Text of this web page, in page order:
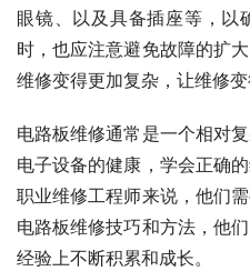
眼镜、以及具备插座等，以
时，也应注意避免故障的扩
维修变得更加复杂，让维修
电路板维修通常是一个相对
电子设备的健康，学会正确
职业维修工程师来说，他们
电路板维修技巧和方法，他
经验上不断积累和成长。